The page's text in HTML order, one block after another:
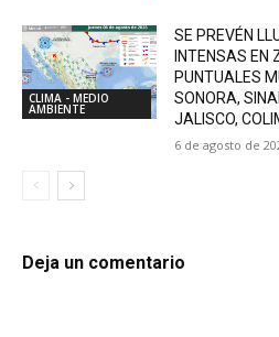
CLIMA - MEDIO
AMBIENTE
SE PREVÉN
INTENSAS EN
PUNTUALES
SONORA,
JALISCO,
6 de agosto de
Deja un comentario